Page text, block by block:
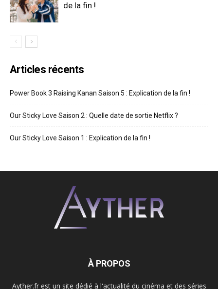
de la fin !
Articles récents
Power Book 3 Raising Kanan Saison 5 : Explication de la fin !
Our Sticky Love Saison 2 : Quelle date de sortie Netflix ?
Our Sticky Love Saison 1 : Explication de la fin !
À PROPOS
Ayther.fr est un site dédié à l'actualité du cinéma et des séries